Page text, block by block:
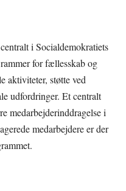
i Socialdemokratiets
for fællesskab og
aktiviteter, støtte ved
udfordringer. Et centralt
medarbejderinddragelse i
medarbejdere er der